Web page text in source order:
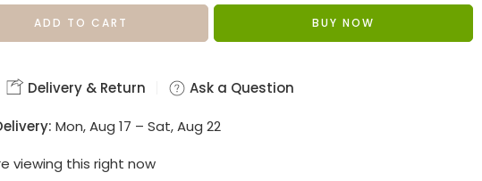
ADD TO CART BUY NOW
Delivery & Return Ask a Question
Mon, Aug 17 – Sat, Aug 22
viewing this right now